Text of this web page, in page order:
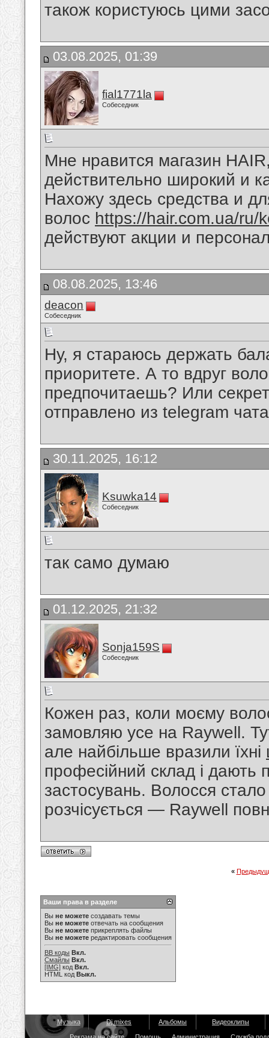
також користуюсь цими
03.08.2025, 01:39
fial1771la
Собеседник
Мне нравится магазин
действительно широкий и
Нахожу здесь средства и
волос https://hair.com.ua/ru/
действуют акции и
08.08.2025, 13:46
deacon
Собеседник
Ну, я стараюсь держать
приоритете. А то вдруг
предпочитаешь? Или
отправлено из telegram
30.11.2025, 16:12
Ksuwka14
Собеседник
так само думаю
01.12.2025, 21:32
Sonja159S
Собеседник
Кожен раз, коли моєму
замовляю усе на Raywell.
але найбільше вразили їхні
професійний склад і дають
застосувань. Волосся
розчісується — Raywell
«
Ваши права в разделе
Вы не можете создавать темы
Вы не можете отвечать на сообщения
Вы не можете прикреплять файлы
Вы не можете редактировать сообщения
BB коды Вкл.
Смайлы Вкл.
[IMG] код Вкл.
HTML код Выкл.
Музыка Dj mixes Альбомы Видеоклипы